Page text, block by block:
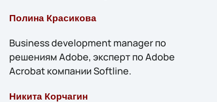
Полина Красикова
Business development manager по
решениям Adobe, эксперт по Adobe
Acrobat компании Softline.
Никита Корчагин